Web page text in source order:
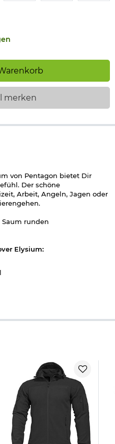
merken
von Pentagon bietet Dir
Der schöne
Arbeit, Angeln, Jagen oder
runden
Elysium: